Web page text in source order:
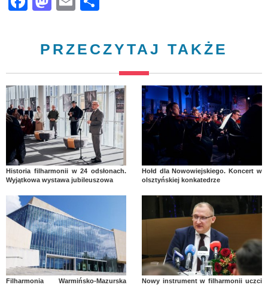
PRZECZYTAJ TAKŻE
Historia filharmonii w 24 odsłonach.
Wyjątkowa wystawa jubileuszowa
Hołd dla Nowowiejskiego. Koncert w
olsztyńskiej konkatedrze
Filharmonia Warmińsko-Mazurska
Nowy instrument w filharmonii uczci